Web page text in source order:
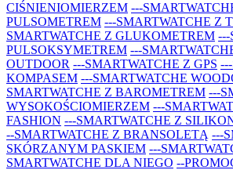
CIŚNIENIOMIERZEM ---
PULSOMETREM ---SMARTWATCHE Z
SMARTWATCHE Z GLUKOMETREM ---
PULSOKSYMETREM ---
OUTDOOR ---SMARTWATCHE Z GPS
KOMPASEM ---SMARTWATCHE
SMARTWATCHE Z BAROMETREM ---
WYSOKOŚCIOMIERZEM ---
FASHION ---SMARTWATCHE Z
--SMARTWATCHE Z BRANSOLETĄ ---
SKÓRZANYM PASKIEM ---
SMARTWATCHE DLA NIEGO --